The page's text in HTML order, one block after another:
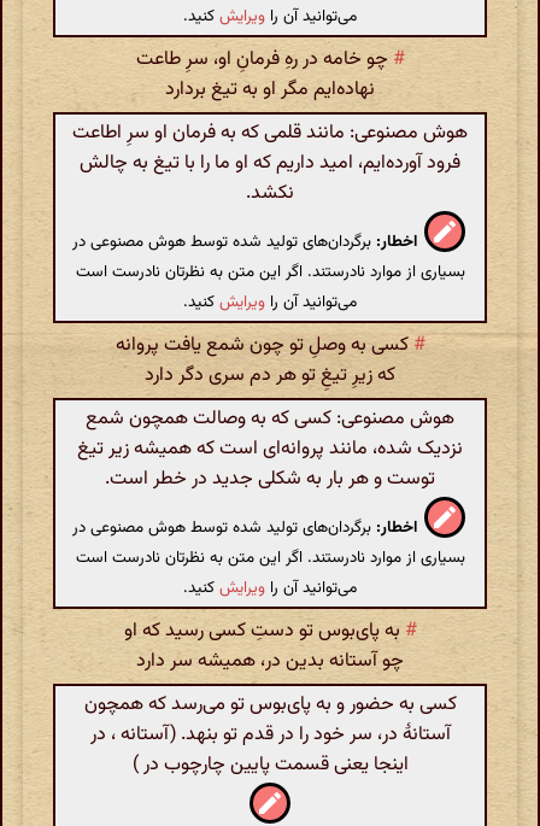
می‌توانید آن را ویرایشکنید.
# چو خامه در رهِ فرمانِ او، سرِ طاعت
نهاده‌ایم مگر او به تیغ بردارد
هوش مصنوعی: مانند قلمی که به فرمان او سرِ اطاعت
فرود آورده‌ایم، امید داریم که او ما را با تیغ به چالش
نکشد.
اخطار: برگردان‌های تولید شده توسط هوش مصنوعی در
بسیاری از موارد نادرستند. اگر این متن به نظرتان نادرست است
می‌توانید آن را ویرایشکنید.
#کسی به وصلِ تو چون شمع یافت پروانه
که زیرِ تیغِ تو هر دم سری دگر دارد
هوش مصنوعی: کسی که به وصالت همچون شمع
نزدیک شده، مانند پروانه‌ای است که همیشه زیر تیغ
توست و هر بار به شکلی جدید در خطر است.
اخطار: برگردان‌های تولید شده توسط هوش مصنوعی در
بسیاری از موارد نادرستند. اگر این متن به نظرتان نادرست است
می‌توانید آن را ویرایشکنید.
# به پای‌بوس تو دستِ کسی رسید که او
چو آستانه بدین در، همیشه سر دارد
کسی به حضور و به پای‌بوس تو می‌رسد که همچون
آستانهٔ در‌، سر خود را در قدم تو بنهد. (آستانه ، در
اینجا یعنی قسمت پایین چارچوب در )